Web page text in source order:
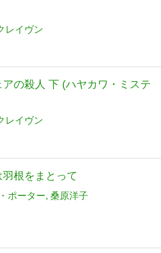
レイヴン
アの殺人 下 (ハヤカワ・ミステ
レイヴン
根をまとって
ポーター 桑原洋子